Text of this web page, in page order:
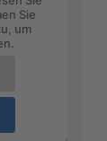
Sie
um